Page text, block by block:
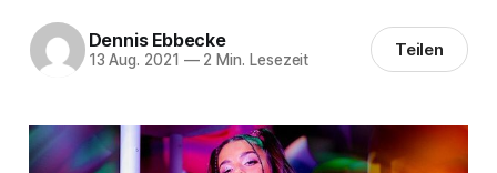
Dennis Ebbecke
13 Aug. 2021 —2 Min. Lesezeit Teilen